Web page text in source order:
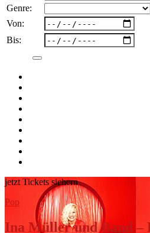
Genre:
Von:
Bis:
jetzt Tickets sichern
Pop
Ina Müller und Band –